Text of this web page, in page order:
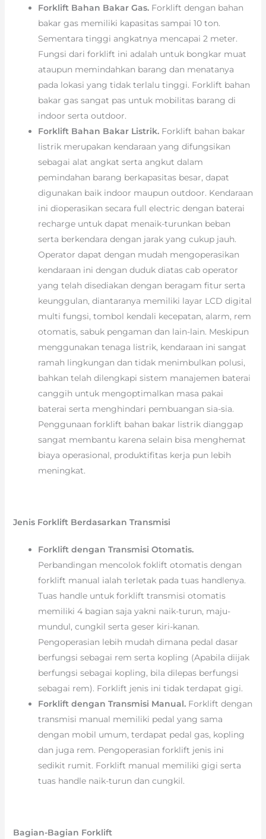
Forklift Bahan Bakar Gas. Forklift dengan bahan
bakar gas memiliki kapasitas sampai 10 ton.
Sementara tinggi angkatnya mencapai 2 meter.
Fungsi dari forklift ini adalah untuk bongkar muat
ataupun memindahkan barang dan menatanya
pada lokasi yang tidak terlalu tinggi. Forklift bahan
bakar gas sangat pas untuk mobilitas barang di
indoor serta outdoor.
Forklift Bahan Bakar Listrik. Forklift bahan bakar
listrik merupakan kendaraan yang difungsikan
sebagai alat angkat serta angkut dalam
pemindahan barang berkapasitas besar, dapat
digunakan baik indoor maupun outdoor. Kendaraan
ini dioperasikan secara full electric dengan baterai
recharge untuk dapat menaik-turunkan beban
serta berkendara dengan jarak yang cukup jauh.
Operator dapat dengan mudah mengoperasikan
kendaraan ini dengan duduk diatas cab operator
yang telah disediakan dengan beragam fitur serta
keunggulan, diantaranya memiliki layar LCD digital
multi fungsi, tombol kendali kecepatan, alarm, rem
otomatis, sabuk pengaman dan lain-lain. Meskipun
menggunakan tenaga listrik, kendaraan ini sangat
ramah lingkungan dan tidak menimbulkan polusi,
bahkan telah dilengkapi sistem manajemen baterai
canggih untuk mengoptimalkan masa pakai
baterai serta menghindari pembuangan sia-sia.
Penggunaan forklift bahan bakar listrik dianggap
sangat membantu karena selain bisa menghemat
biaya operasional, produktifitas kerja pun lebih
meningkat.
Jenis Forklift Berdasarkan Transmisi
Forklift dengan Transmisi Otomatis.
Perbandingan mencolok foklift otomatis dengan
forklift manual ialah terletak pada tuas handlenya.
Tuas handle untuk forklift transmisi otomatis
memiliki 4 bagian saja yakni naik-turun, maju-
mundul, cungkil serta geser kiri-kanan.
Pengoperasian lebih mudah dimana pedal dasar
berfungsi sebagai rem serta kopling (Apabila diijak
berfungsi sebagai kopling, bila dilepas berfungsi
sebagai rem). Forklift jenis ini tidak terdapat gigi.
Forklift dengan Transmisi Manual.Forklift dengan
transmisi manual memiliki pedal yang sama
dengan mobil umum, terdapat pedal gas, kopling
dan juga rem. Pengoperasian forklift jenis ini
sedikit rumit. Forklift manual memiliki gigi serta
tuas handle naik-turun dan cungkil.
Bagian-Bagian Forklift